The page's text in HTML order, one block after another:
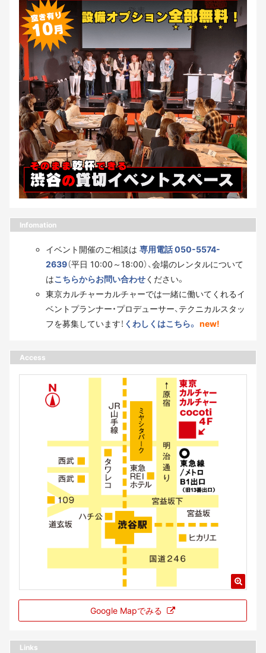
Infomation
イベント開催のご相談は 専用電話 050-5574-
2639（平日 10:00～18:00）、会場のレンタルについて
はこちらからお問い合わせください。
東京カルチャーカルチャーでは一緒に働いてくれるイ
ベントプランナー・プロデューサー、テクニカルスタッ
フを募集しています！ くわしくはこちら。 new!
Access
Google Mapでみる
Links